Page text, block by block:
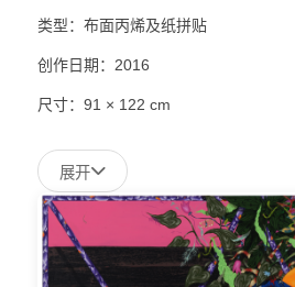
类型：布面丙烯及纸拼贴
创作日期：2016
尺寸：91 × 122 cm
展开